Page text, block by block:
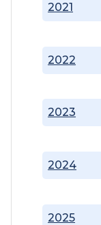
2021
2022
2023
2024
2025